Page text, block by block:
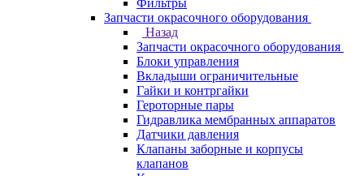
Фильтры
Запчасти окрасочного оборудования
Назад
Запчасти окрасочного оборудования
Блоки управления
Вкладыши ограничительные
Гайки и контргайки
Героторные пары
Гидравлика мембранных аппаратов
Датчики давления
Клапаны заборные и корпусы
клапанов